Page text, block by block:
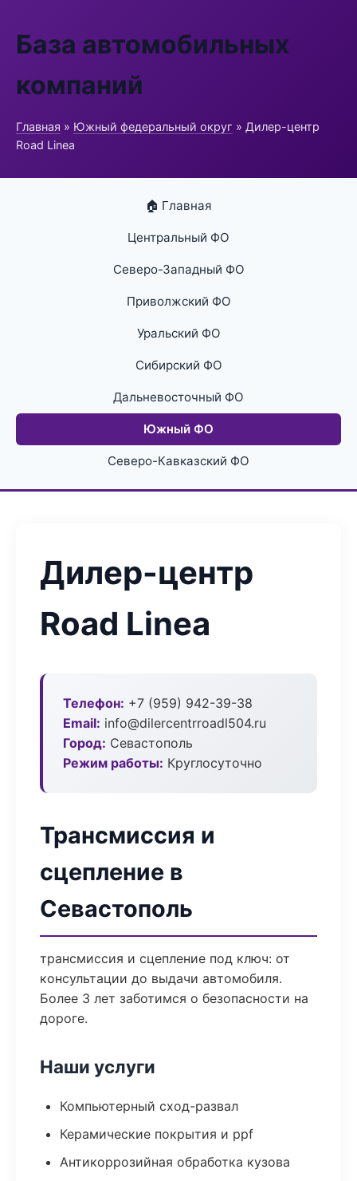
База автомобильных
компаний
Главная » Южный федеральный округ » Дилер-центр
Road Linea
🏠 Главная
Центральный ФО
Северо-Западный ФО
Приволжский ФО
Уральский ФО
Сибирский ФО
Дальневосточный ФО
Южный ФО
Северо-Кавказский ФО
Дилер-центр
Road Linea
Телефон: +7 (959) 942-39-38
Email: info@dilercentrroadl504.ru
Город: Севастополь
Режим работы: Круглосуточно
Трансмиссия и
сцепление в
Севастополь
трансмиссия и сцепление под ключ: от
консультации до выдачи автомобиля.
Более 3 лет заботимся о безопасности на
дороге.
Наши услуги
Компьютерный сход-развал
Керамические покрытия и ppf
Антикоррозийная обработка кузова